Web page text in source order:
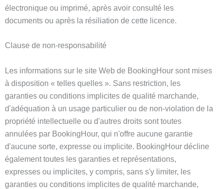
électronique ou imprimé, après avoir consulté les
documents ou après la résiliation de cette licence.
Clause de non-responsabilité
Les informations sur le site Web de BookingHour sont mises
à disposition « telles quelles ». Sans restriction, les
garanties ou conditions implicites de qualité marchande,
d'adéquation à un usage particulier ou de non-violation de la
propriété intellectuelle ou d'autres droits sont toutes
annulées par BookingHour, qui n'offre aucune garantie
d'aucune sorte, expresse ou implicite. BookingHour décline
également toutes les garanties et représentations,
expresses ou implicites, y compris, sans s'y limiter, les
garanties ou conditions implicites de qualité marchande,